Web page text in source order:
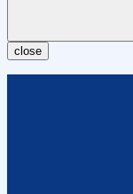
close